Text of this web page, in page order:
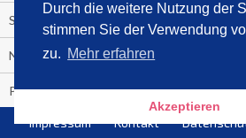
Durch die weitere Nutzung der
stimmen Sie der Verwendung
zu. Mehr erfahren
Akzeptieren
Sensationell!
Niederlande - Deutschland:
PRESSEMITTEILUNG
Media Control eBook-Panel
Impressum Kontakt